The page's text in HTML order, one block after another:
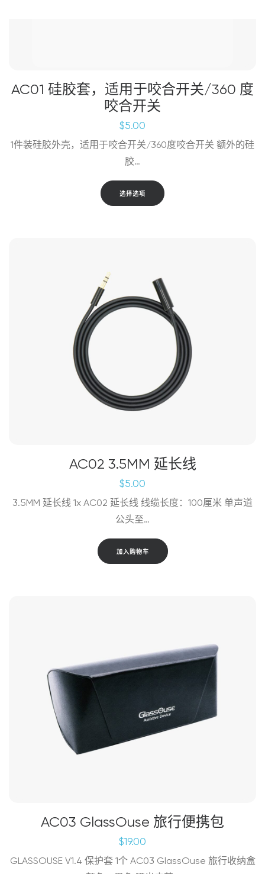
AC01 硅胶套，适用于咬合开关/360 度
咬合开关
$5.00
1件装硅胶外壳，适用于咬合开关/360度咬合开关 额外的硅
胶…
选择选项
本
体。
可
在
产
面
上
选
选
项
AC02 3.5MM 延长线
$5.00
3.5MM 延长线 1x AC02 延长线 线缆长度：100厘米 单声道
公头至…
加入购物车
AC03 GlassOuse 旅行便携包
$19.00
GLASSOUSE V1.4 保护套 1个 AC03 GlassOuse 旅行收纳盒